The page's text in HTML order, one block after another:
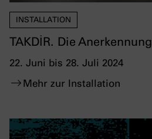
INSTALLATION
TAKDİR. Die Anerkennung
22. Juni bis 28. Juli 2024
Mehr zur Installation